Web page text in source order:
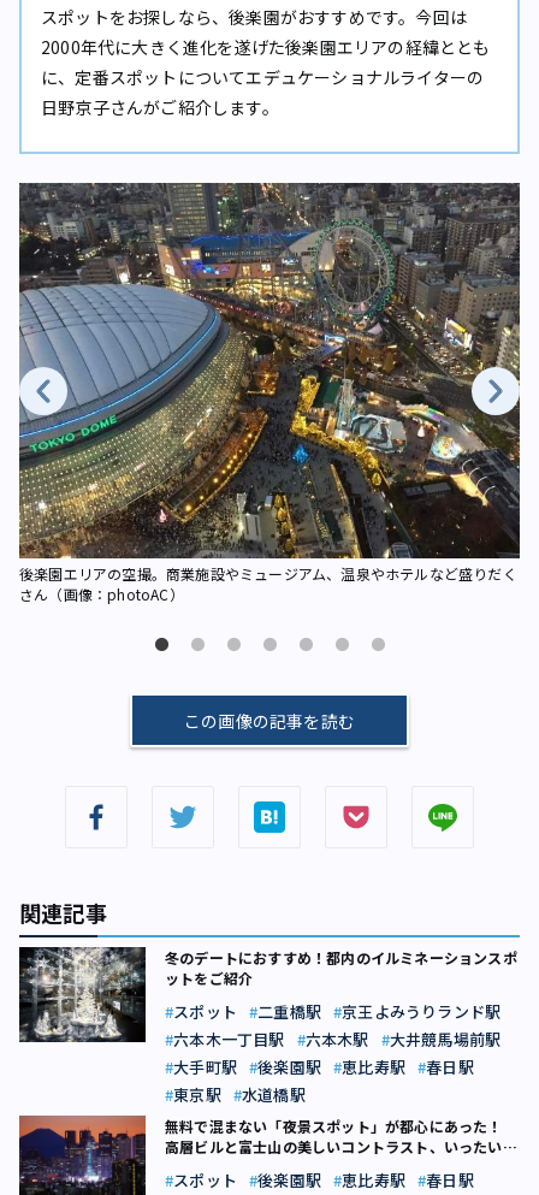
スポットをお探しなら、後楽園がおすすめです。今回は
2000年代に大きく進化を遂げた後楽園エリアの経緯ととも
に、定番スポットについてエデュケーショナルライターの
日野京子さんがご紹介します。
後楽園エリアの空撮。商業施設やミュージアム、温泉やホテルなど盛りだく
さん（画像：photoAC）
この画像の記事を読む
関連記事
冬のデートにおすすめ！都内のイルミネーションスポ
ットをご紹介
スポット 二重橋駅
京王よみうりランド駅
六本木一丁目駅
六本木駅
大井競馬場前駅
大手町駅
後楽園駅 恵比寿駅
春日駅
東京駅
水道橋駅
無料で混まない「夜景スポット」が都心にあった！
高層ビルと富士山の美しいコントラスト、いったいど
スポット 後楽園駅 恵比寿駅
春日駅